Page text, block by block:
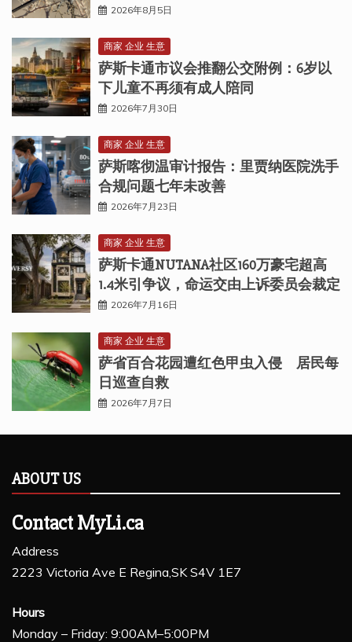
2026年8月5日
商家 企业 生意
萨斯卡通市议会推翻公交附例：6岁以
下儿童不再须有成人陪同
2026年7月30日
商家 企业 生意
萨斯喀彻温审计报告：里贾纳医院洗手
合规问题七年未改善
2026年7月23日
商家 企业 生意
萨斯卡通NUTANA社区160万豪宅超高
1.4米引争议，命运交由上诉委员会裁定
2026年7月16日
商家 企业 生意
萨省百合花园遭红色甲虫入侵 居民每
日巡查自救
2026年7月7日
ABOUT US
Contact MyLi.ca
Address
2223 Victoria Ave E Regina,SK S4V 1E7
Hours
Monday – Friday: 9:00AM–5:00PM